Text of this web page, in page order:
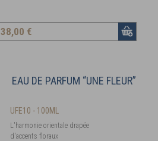
38,00 €
EAU DE PARFUM “UNE FLEUR”
UFE10 - 100ML
L'harmonie orientale drapée
d'accents floraux